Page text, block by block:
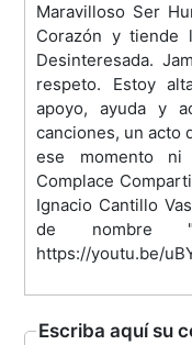
Maravilloso Ser
Corazón y tiende
Desinteresada.
respeto. Estoy
apoyo, ayuda y
canciones, un acto
ese momento ni
Complace
Ignacio Cantillo
de nombre
https://youtu.be/
Escriba aquí su